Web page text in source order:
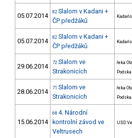
05.07.2014 82 Slalom v Kadani +
ČP předžáků
05.07.2014 82 Slalom v Kadani +
ČP předžáků
29.06.2014 72 Slalom ve
Strakonicích
řeka
28.06.2014 71 Slalom ve
Strakonicích
řeka
15.06.2014
68 4. Národní
kontrolní závod ve
Veltrusech
USD